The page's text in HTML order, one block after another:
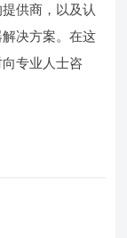
供商，以及认
决方案。在这
专业人士咨